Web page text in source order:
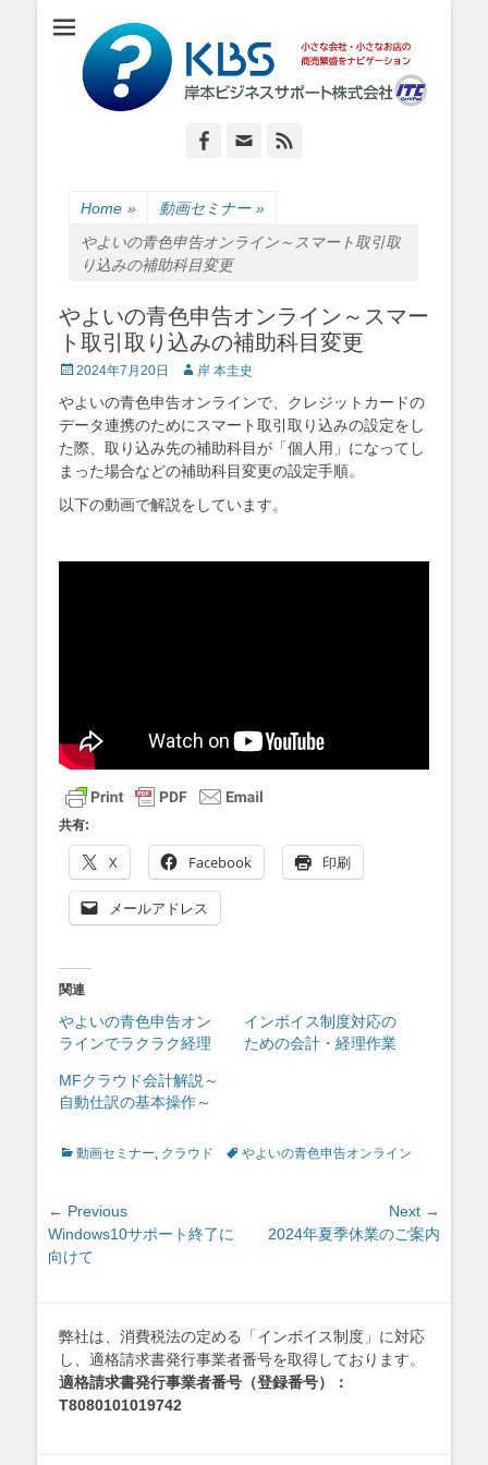
岸本ビジネスサポ
ート株式会社
小さな会社・小さなお店のIT経営をナビゲーション
Facebook
Email
Home » 動画セミナー »
やよいの青色申告オンライン～スマート取引取
り込みの補助科目変更
やよいの青色申告オンライン～スマー
ト取引取り込みの補助科目変更
Posted
2024年7月20日 Author
岸 本圭史
やよいの青色申告オンラインで、クレジットカードの
データ連携のためにスマート取引取り込みの設定をし
た際、取り込み先の補助科目が「個人用」になってし
まった場合などの補助科目変更の設定手順。
以下の動画で解説をしています。
共有:
X Facebook 印刷
メールアドレス
関連
やよいの青色申告オン
ラインでラクラク経理
インボイス制度対応の
ための会計・経理作業
MFクラウド会計解説～
自動仕訳の基本操作～
Categories
動画セミナー, クラウド Tagsやよいの青色申告オンライン
投
稿
ナ
ー
シ
ョ
← Previous
Previous
post:
Windows10サポート終了に
向けて
Next →
Next2024年夏季休業のご案内
弊社は、消費税法の定める「インボイス制度」に対応
し、適格請求書発行事業者番号を取得しております。
適格請求書発行事業者番号（登録番号）：
T8080101019742